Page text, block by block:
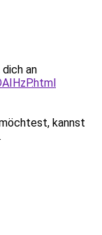
an
kannst
.